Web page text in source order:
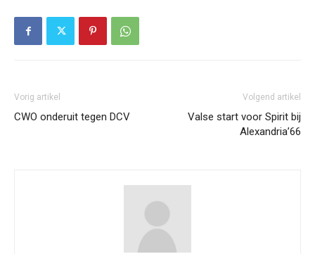
Vorig artikel
CWO onderuit tegen DCV
Volgend artikel
Valse start voor Spirit bij
Alexandria’66